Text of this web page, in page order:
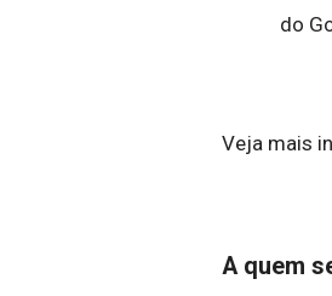
do
Veja mais
A quem